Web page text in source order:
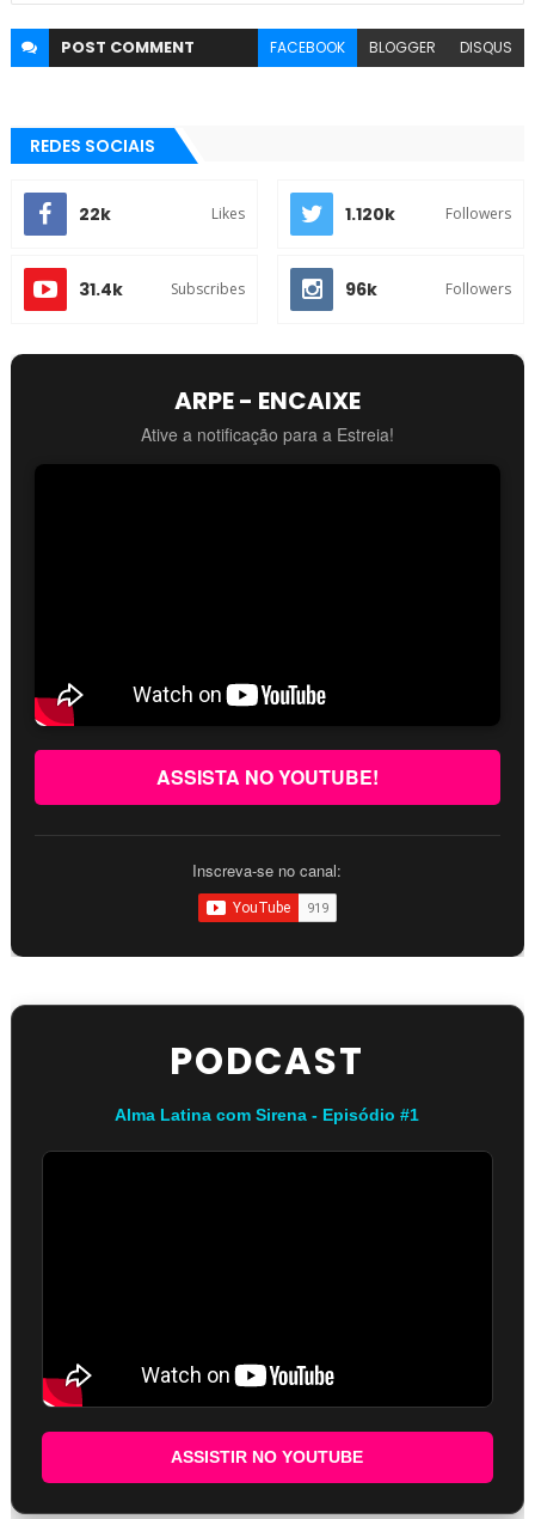
POST COMMENT FACEBOOK BLOGGER DISQUS
REDES SOCIAIS
22k Likes 1.120k Followers
31.4k Subscribes 96k Followers
ARPE - ENCAIXE
Ative a notificação para a Estreia!
ASSISTA NO YOUTUBE!
Inscreva-se no canal:
PODCAST
Alma Latina com Sirena - Episódio #1
ASSISTIR NO YOUTUBE